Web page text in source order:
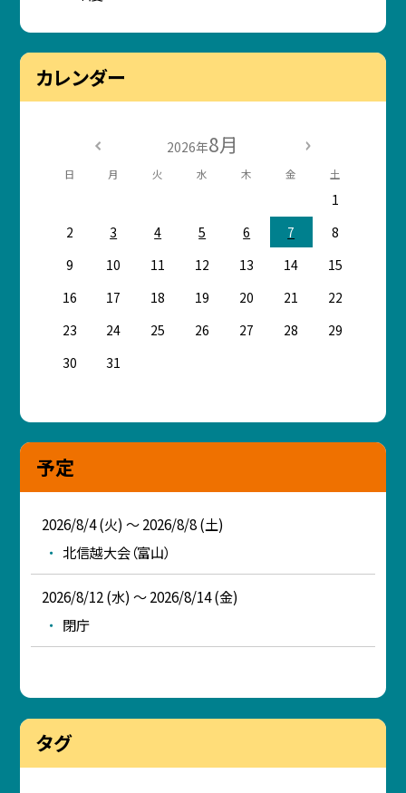
カレンダー
2026年8月
日 月 火 水 木 金 土
1
2
3 4 5 6 7
8
9
10 11 12 13 14
15
16
17 18 19 20 21
22
23
24 25 26 27 28
29
30
31
予定
2026/8/4 (火) ～ 2026/8/8 (土)
北信越大会（富山）
2026/8/12 (水) ～ 2026/8/14 (金)
閉庁
タグ